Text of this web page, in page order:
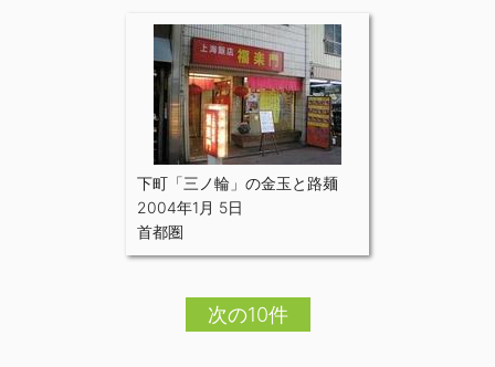
下町「三ノ輪」の金玉と路麺
2004年1月 5日
首都圏
次の10件